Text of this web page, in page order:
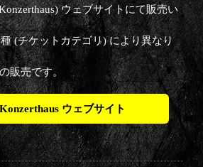
ウェブサイトにて販売い
(チケットカテゴリ) により異なり
販売です。
ウェブサイト